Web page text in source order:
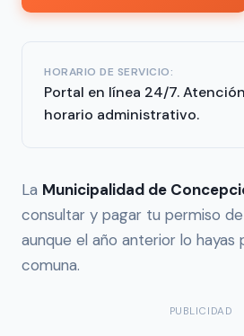
HORARIO DE SERVICIO:
Portal en línea 24/7.
horario administrativo.
La Municipalidad de
consultar y pagar tu permiso
aunque el año anterior lo hayas
comuna.
PUBLICIDAD